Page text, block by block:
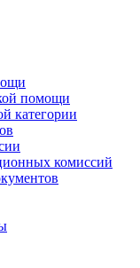
помощи
категории
комиссий